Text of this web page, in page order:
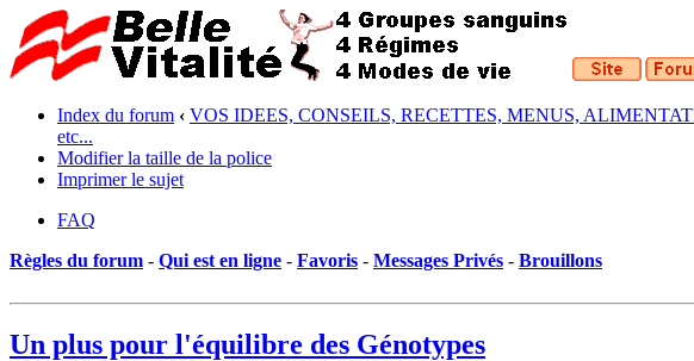
Index du forum ‹ VOS IDEES, CONSEILS, RECETTES, MENUS,
etc...
Modifier la taille de la police
Imprimer le sujet
FAQ
Règles du forum - Qui est en ligne - Favoris - Messages Privés - Brouillons
Un plus pour l'équilibre des Génotypes